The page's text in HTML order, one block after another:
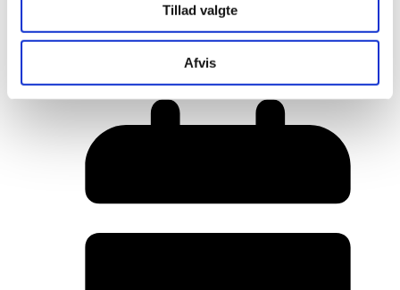
Tillad valgte
Afvis
Her er alle vinderne fra årets Danish
Rainbow Awards